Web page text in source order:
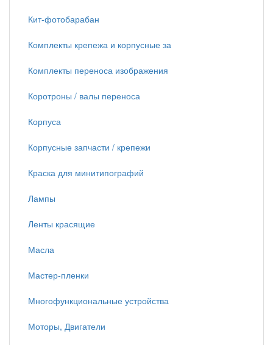
Кит-фотобарабан
Комплекты крепежа и корпусные за
Комплекты переноса изображения
Коротроны / валы переноса
Корпуса
Корпусные запчасти / крепежи
Краска для минитипографий
Лампы
Ленты красящие
Масла
Мастер-пленки
Многофункциональные устройства
Моторы, Двигатели